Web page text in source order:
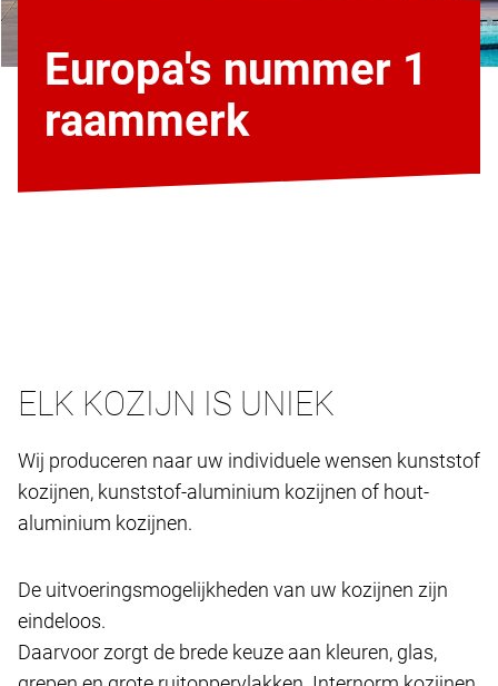
Europa's nummer 1
raammerk
ELK KOZIJN IS UNIEK
Wij produceren naar uw individuele wensen kunststof
kozijnen, kunststof-aluminium kozijnen of hout-
aluminium kozijnen.
De uitvoeringsmogelijkheden van uw kozijnen zijn
eindeloos.
Daarvoor zorgt de brede keuze aan kleuren, glas,